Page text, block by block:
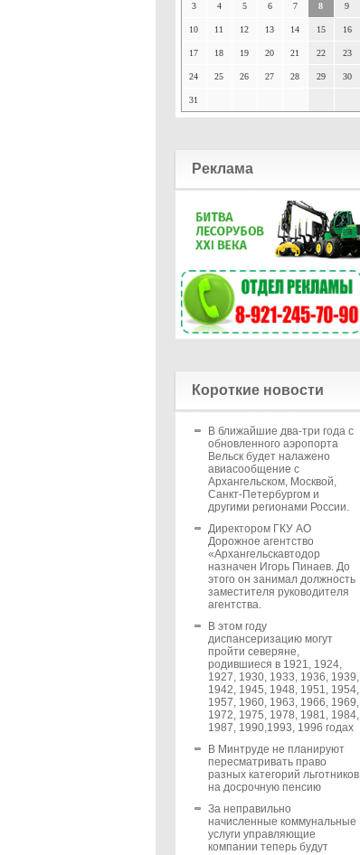
3 4 5 6 7 8 9
10 11 12 13 14 15 16
17 18 19 20 21 22 23
24 25 26 27 28 29 30
31
Реклама
Короткие новости
В ближайшие два-три года с
обновленного аэропорта
Вельск будет налажено
авиасообщение с
Архангельском, Москвой,
Санкт-Петербургом и
другими регионами России.
Директором ГКУ АО
Дорожное агентство
«Архангельскавтодор
назначен Игорь Пинаев. До
этого он занимал должность
заместителя руководителя
агентства.
В этом году
диспансеризацию могут
пройти северяне,
родившиеся в 1921, 1924,
1927, 1930, 1933, 1936, 1939,
1942, 1945, 1948, 1951, 1954,
1957, 1960, 1963, 1966, 1969,
1972, 1975, 1978, 1981, 1984,
1987, 1990,1993, 1996 годах
В Минтруде не планируют
пересматривать право
разных категорий льготников
на досрочную пенсию
За неправильно
начисленные коммунальные
услуги управляющие
компании теперь будут